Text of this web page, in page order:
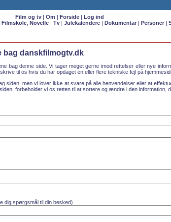
Film og tv| Om | Forside| Log ind
Filmskole, Novelle| Tv| Julekalendere| Dokumentar| Personer|
bag danskfilmogtv.dk
bag denne side. Vi tager meget gerne imod rettelser eller nye
til os hvis du har opdaget en eller flere tekniske fejl på
siden, men vi lover ikke at svare på alle henvendelser eller at
forbeholder vi os retten til at sortere og ændre i den information,
dig spørgsmål til din besked)